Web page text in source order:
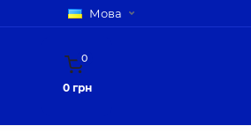
Мова
0
0 грн